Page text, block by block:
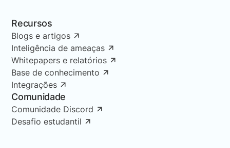
Recursos
Blogs e artigos
Inteligência de ameaças
Whitepapers e relatórios
Base de conhecimento
Integrações
Comunidade
Comunidade Discord
Desafio estudantil